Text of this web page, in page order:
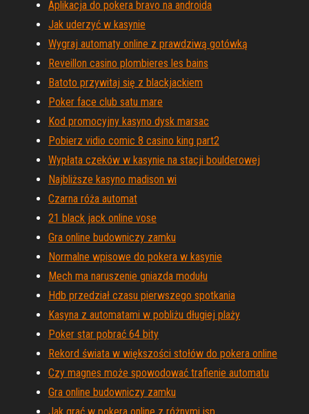
Aplikacja do pokera bravo na androida
Jak uderzyć w kasynie
Wygraj automaty online z prawdziwą gotówką
Reveillon casino plombieres les bains
Batoto przywitaj się z blackjackiem
Poker face club satu mare
Kod promocyjny kasyno dysk marsac
Pobierz vidio comic 8 casino king part2
Wypłata czeków w kasynie na stacji boulderowej
Najbliższe kasyno madison wi
Czarna róża automat
21 black jack online vose
Gra online budowniczy zamku
Normalne wpisowe do pokera w kasynie
Mech ma naruszenie gniazda modułu
Hdb przedział czasu pierwszego spotkania
Kasyna z automatami w pobliżu długiej plaży
Poker star pobrać 64 bity
Rekord świata w większości stołów do pokera online
Czy magnes może spowodować trafienie automatu
Gra online budowniczy zamku